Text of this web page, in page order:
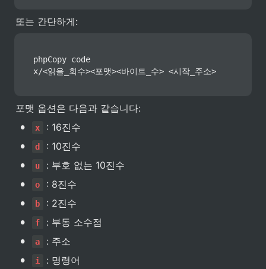
또는 간단하게:
phpCopy code
x/<읽을_회수><포맷><바이트_수> <시작_주소>
포맷 옵션은 다음과 같습니다:
• x : 16진수
• d : 10진수
• u : 부호 없는 10진수
• o : 8진수
• b : 2진수
• f : 부동 소수점
• a : 주소
• i : 명령어